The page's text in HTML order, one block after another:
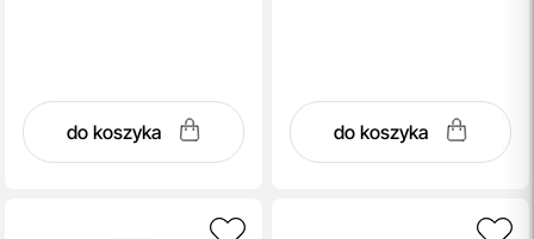
do koszyka do koszyka